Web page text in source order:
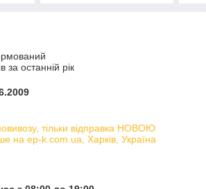
за останній рік
тільки відправка НОВОЮ
ep-k.com.ua, Харків, Україна